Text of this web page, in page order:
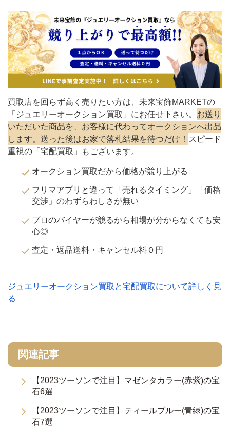
買取店を回らず高く売りたい方は、未来宝飾MARKETの
「ジュエリーオークション買取」にお任せ下さい。 お送り
いただいた商品を、お客様に代わってオークションへ出品
します。送った後はお家で落札結果を待つだけ！ スピード
重視の「宅配買取」もございます。
オークション買取だから価格が競り上がる
フリマアプリと違って「売れるタイミング」「価格
交渉」のわずらわしさが無い
プロのバイヤーが競るから相場が分からなくても安
心◎
査定・返品送料・キャンセル料０円
ジュエリーオークション買取と宅配買取について詳しく見
る
関連記事
【2023ツーソンで注目】マゼンタカラー(赤紫)の宝
石6選
【2023ツーソンで注目】ティールブルー(青緑)の宝
石7選